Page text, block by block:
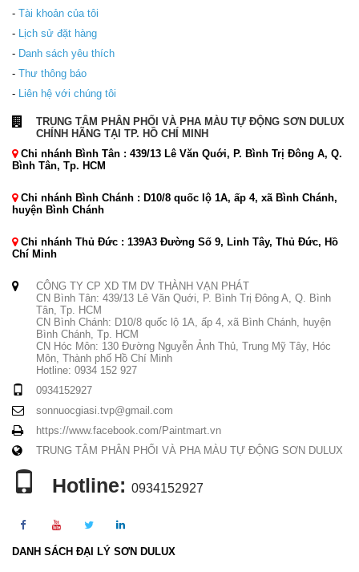
- Tài khoản của tôi
-
Lịch sử đặt hàng
- Danh sách yêu thích
- Thư thông báo
-
Liên hệ với chúng tôi
TRUNG TÂM PHÂN PHỐI VÀ PHA MÀU TỰ ĐỘNG SƠN DULUX
CHÍNH HÃNG TẠI TP. HỒ CHÍ MINH
Chi nhánh Bình Tân : 439/13 Lê Văn Quới, P. Bình Trị Đông A, Q.
Bình Tân, Tp. HCM
Chi nhánh Bình Chánh : D10/8 quốc lộ 1A, ấp 4, xã Bình Chánh,
huyện Bình Chánh
Chi nhánh Thủ Đức : 139A3 Đường Số 9, Linh Tây, Thủ Đức, Hồ
Chí Minh
CÔNG TY CP XD TM DV THÀNH VẠN PHÁT
CN Bình Tân: 439/13 Lê Văn Quới, P. Bình Trị Đông A, Q. Bình
Tân, Tp. HCM
CN Bình Chánh: D10/8 quốc lộ 1A, ấp 4, xã Bình Chánh, huyện
Bình Chánh, Tp. HCM
CN Hóc Môn: 130 Đường Nguyễn Ảnh Thủ, Trung Mỹ Tây, Hóc
Môn, Thành phố Hồ Chí Minh
Hotline: 0934 152 927
0934152927
sonnuocgiasi.tvp@gmail.com
https://www.facebook.com/Paintmart.vn
TRUNG TÂM PHÂN PHỐI VÀ PHA MÀU TỰ ĐỘNG SƠN DULUX
Hotline: 0934152927
DANH SÁCH ĐẠI LÝ SƠN DULUX